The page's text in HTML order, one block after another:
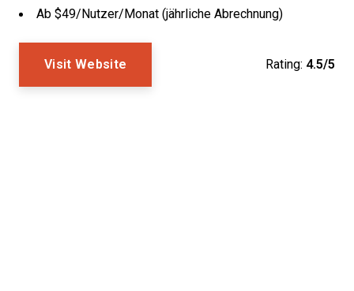
Ab $49/Nutzer/Monat (jährliche Abrechnung)
Visit Website Rating: 4.5/5